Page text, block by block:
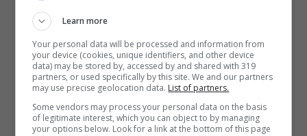
Una persona che ha inevitabilmente
cambiato il Paese. Sotto ogni punto di
vista. Ne è consapevole lo stesso
Tremonti: “Dato l’impatto che la televisione
aveva sul pubblico, per la media industria
Learn more
Your personal data will be processed and information from
your device (cookies, unique identifiers, and other device
data) may be stored by, accessed by and shared with 319
partners, or used specifically by this site. We and our partners
may use precise geolocation data. List of partners.
Some vendors may process your personal data on the basis
of legitimate interest, which you can object to by managing
your options below. Look for a link at the bottom of this page